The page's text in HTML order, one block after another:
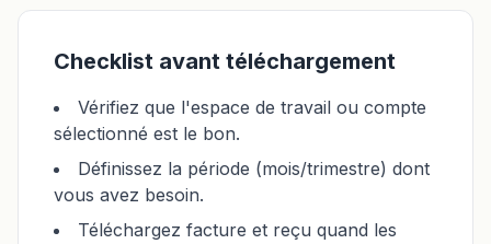
Checklist avant téléchargement
Vérifiez que l'espace de travail ou compte
sélectionné est le bon.
Définissez la période (mois/trimestre) dont
vous avez besoin.
Téléchargez facture et reçu quand les